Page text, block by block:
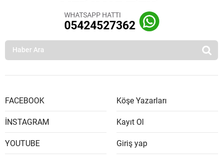
WHATSAPP HATTI
05424527362
FACEBOOK
İNSTAGRAM
YOUTUBE
Köşe Yazarları
Kayıt Ol
Giriş yap